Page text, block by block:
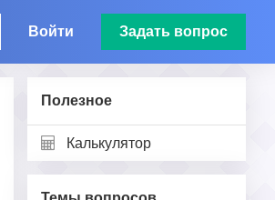
Войти Задать вопрос
Полезное
Калькулятор